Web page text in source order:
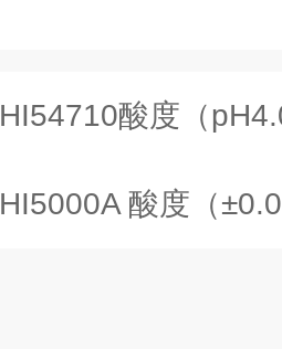
HI54710酸度（pH4.01、
HI5000A 酸度（